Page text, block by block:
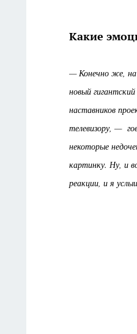
Какие
— Конечно же, на
новый
наставников
телевизору, —
некоторые
картинку. Ну, и
реакции, и я